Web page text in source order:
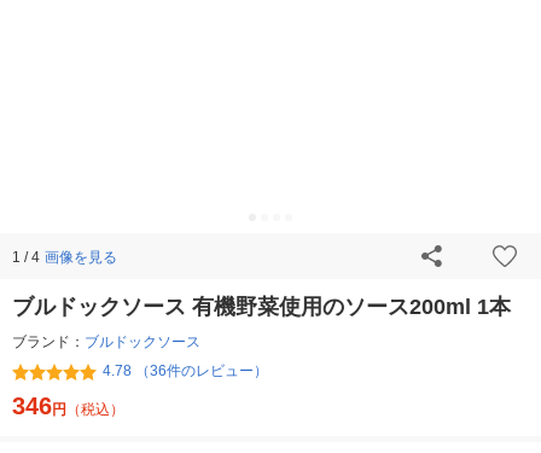
1 / 4 画像を見る
ブルドックソース 有機野菜使用のソース200ml 1本
ブランド： ブルドックソース
4.78 （36件のレビュー）
346円 （税込）